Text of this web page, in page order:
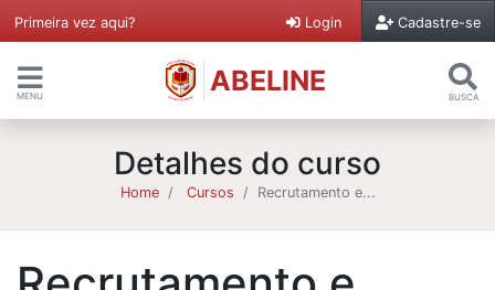
Primeira vez aqui? Login Cadastre-se
MENU ABELINE BUSCA
Detalhes do curso
Home Cursos Recrutamento e...